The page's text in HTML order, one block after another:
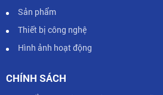
Sản phẩm
Thiết bị công nghệ
Hình ảnh hoạt động
CHÍNH SÁCH